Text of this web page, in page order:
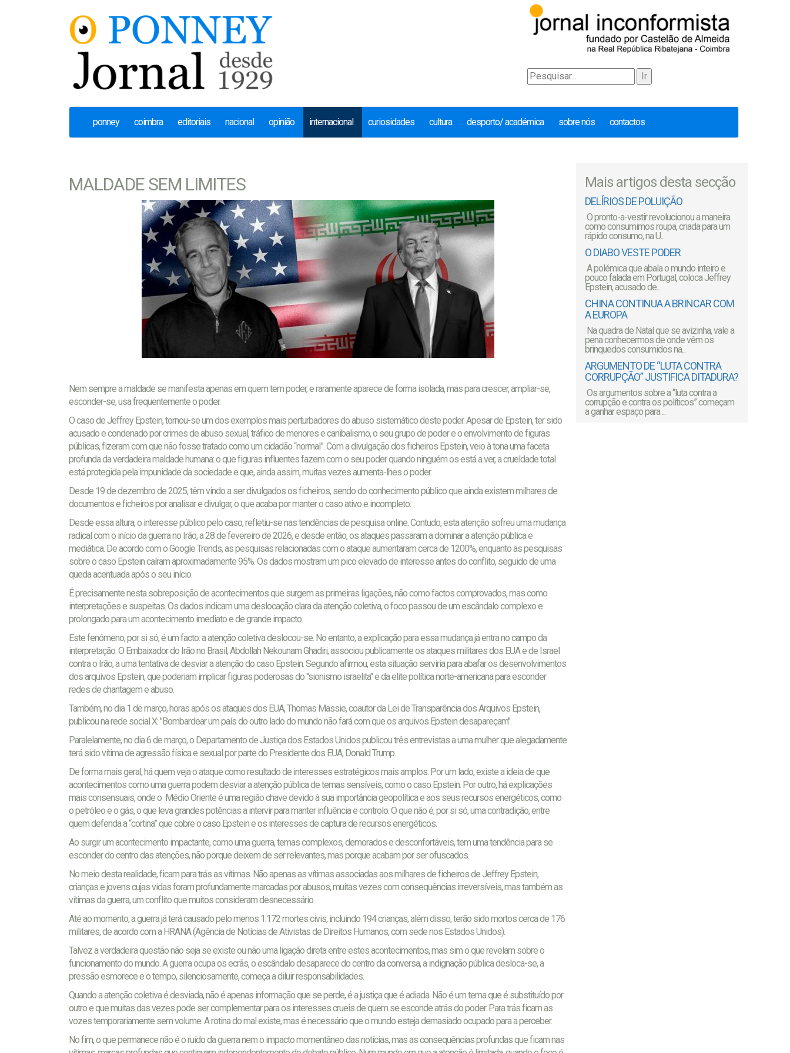
ponney coimbra editoriais nacional opinião internacional curiosidades cultura desporto/ académica sobre nós contactos
MALDADE SEM LIMITES
Nem sempre a maldade se manifesta apenas em quem tem poder, e raramente aparece de forma isolada, mas para crescer, ampliar-se,
esconder-se, usa frequentemente o poder.
O caso de Jeffrey Epstein, tornou-se um dos exemplos mais perturbadores do abuso sistemático deste poder. Apesar de Epstein, ter sido
acusado e condenado por crimes de abuso sexual, tráfico de menores e canibalismo, o seu grupo de poder e o envolvimento de figuras
públicas, fizeram com que não fosse tratado como um cidadão “normal”. Com a divulgação dos ficheiros Epstein, veio à tona uma faceta
profunda da verdadeira maldade humana: o que figuras influentes fazem com o seu poder quando ninguém os está a ver, a crueldade total
está protegida pela impunidade da sociedade e que, ainda assim, muitas vezes aumenta-lhes o poder.
Desde 19 de dezembro de 2025, têm vindo a ser divulgados os ficheiros, sendo do conhecimento público que ainda existem milhares de
documentos e ficheiros por analisar e divulgar, o que acaba por manter o caso ativo e incompleto.
Desde essa altura, o interesse público pelo caso, refletiu-se nas tendências de pesquisa online. Contudo, esta atenção sofreu uma mudança
radical com o início da guerra no Irão, a 28 de fevereiro de 2026, e desde então, os ataques passaram a dominar a atenção pública e
mediática. De acordo com o Google Trends, as pesquisas relacionadas com o ataque aumentaram cerca de 1200%, enquanto as pesquisas
sobre o caso Epstein caíram aproximadamente 95%. Os dados mostram um pico elevado de interesse antes do conflito, seguido de uma
queda acentuada após o seu início.
É precisamente nesta sobreposição de acontecimentos que surgem as primeiras ligações, não como factos comprovados, mas como
interpretações e suspeitas.Os dados indicam uma deslocação clara da atenção coletiva, o foco passou de um escândalo complexo e
prolongado para um acontecimento imediato e de grande impacto.
Este fenómeno, por si só, é um facto: a atenção coletiva deslocou-se. No entanto, a explicação para essa mudança já entra no campo da
interpretação. O Embaixador do Irão no Brasil, Abdollah Nekounam Ghadiri, associou publicamente os ataques militares dos EUA e de Israel
contra o Irão, a uma tentativa de desviar a atenção do caso Epstein. Segundo afirmou, esta situação serviria para abafar os desenvolvimentos
dosarquivos Epstein, que poderiam implicar figuras poderosas do "sionismo israelita" e da elite política norte-americana para esconder
redes de chantagem e abuso.
Também, no dia 1 de março, horas após os ataques dos EUA, Thomas Massie, coautor da Lei de Transparência dos Arquivos Epstein,
publicou na rede social X: "Bombardear um país do outro lado do mundo não fará com que os arquivos Epstein desapareçam".
Paralelamente, no dia 6 de março, o Departamento de Justiça dos Estados Unidos publicou três entrevistas a uma mulher que alegadamente
terá sido vítima de agressão física e sexual por parte do Presidente dos EUA, Donald Trump.
De forma mais geral, há quem veja o ataque como resultado de interesses estratégicos mais amplos. Por um lado, existe a ideia de que
acontecimentos como uma guerra podem desviar a atenção pública de temas sensíveis, como o caso Epstein. Por outro, há explicações
mais consensuais, onde o Médio Oriente é uma região chave devido à sua importância geopolítica e aos seus recursos energéticos, como
o petróleo e o gás, o que leva grandes potências a intervir para manter influência e controlo. O que não é, por si só, uma contradição, entre
quem defenda a “cortina” que cobre o caso Epstein e os interesses de captura de recursos energéticos.
Ao surgir um acontecimento impactante, como uma guerra, temas complexos, demorados e desconfortáveis, tem uma tendência para se
esconder do centro das atenções, não porque deixem de ser relevantes, mas porque acabam por ser ofuscados.
No meio desta realidade, ficam para trás as vítimas. Não apenas as vítimas associadas aos milhares de ficheiros de Jeffrey Epstein,
crianças e jovens cujas vidas foram profundamente marcadas por abusos, muitas vezes com consequências irreversíveis, mas também as
vítimas da guerra, um conflito que muitos consideram desnecessário.
Até ao momento, a guerra já terá causado pelo menos 1.172 mortes civis, incluindo 194 crianças, além disso, terão sido mortos cerca de 176
militares, de acordo com a HRANA (Agência de Notícias de Ativistas de Direitos Humanos, com sede nos Estados Unidos).
Talvez a verdadeira questão não seja se existe ou não uma ligação direta entre estes acontecimentos, mas sim o que revelam sobre o
funcionamento do mundo. A guerra ocupa os ecrãs, o escândalo desaparece do centro da conversa, a indignação pública desloca-se, a
pressão esmorece e o tempo, silenciosamente, começa a diluir responsabilidades.
Quando a atenção coletiva é desviada, não é apenas informação que se perde, é a justiça que é adiada. Não é um tema que é substituído por
outro e que muitas das vezes pode ser complementar para os interesses crueis de quem se esconde atrás do poder. Para trás ficam as
vozes temporariamente sem volume. A rotina do mal existe, mas é necessário que o mundo esteja demasiado ocupado para a perceber.
No fim, o que permanece não é o ruído da guerra nem o impacto momentâneo das notícias, mas as consequências profundas que ficam nas
Mais artigos desta secção
DELÍRIOS DE POLUIÇÃO
O pronto-a-vestir revolucionou a maneira
como consumimos roupa, criada para um
rápido consumo, na U...
O DIABO VESTE PODER
A polémica que abala o mundo inteiro e
pouco falada em Portugal, coloca Jeffrey
Epstein, acusado de...
CHINA CONTINUA A BRINCAR COM
A EUROPA
Na quadra de Natal que se avizinha, vale a
pena conhecermos de onde vêm os
brinquedos consumidos na...
ARGUMENTO DE “LUTA CONTRA
CORRUPÇÃO” JUSTIFICA DITADURA?
Os argumentos sobre a “luta contra a
corrupção e contra os políticos” começam
a ganhar espaço para ...